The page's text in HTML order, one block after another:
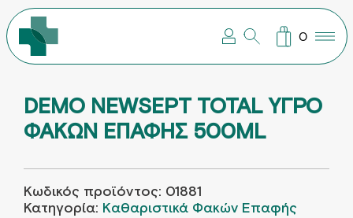
0
DEMO NEWSEPT TOTAL ΥΓΡΟ
ΦΑΚΩΝ ΕΠΑΦΗΣ 500ML
Κωδικός προϊόντος: 01881
Κατηγορία: Kαθαριστικά Φακών Επαφής